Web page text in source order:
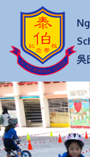
吳